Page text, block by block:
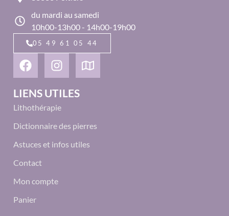
du mardi au samedi
10h00-13h00 - 14h00-19h00
05 49 61 05 44
LIENS UTILES
Lithothérapie
Dictionnaire des pierres
Astuces et infos utiles
Contact
Mon compte
Panier